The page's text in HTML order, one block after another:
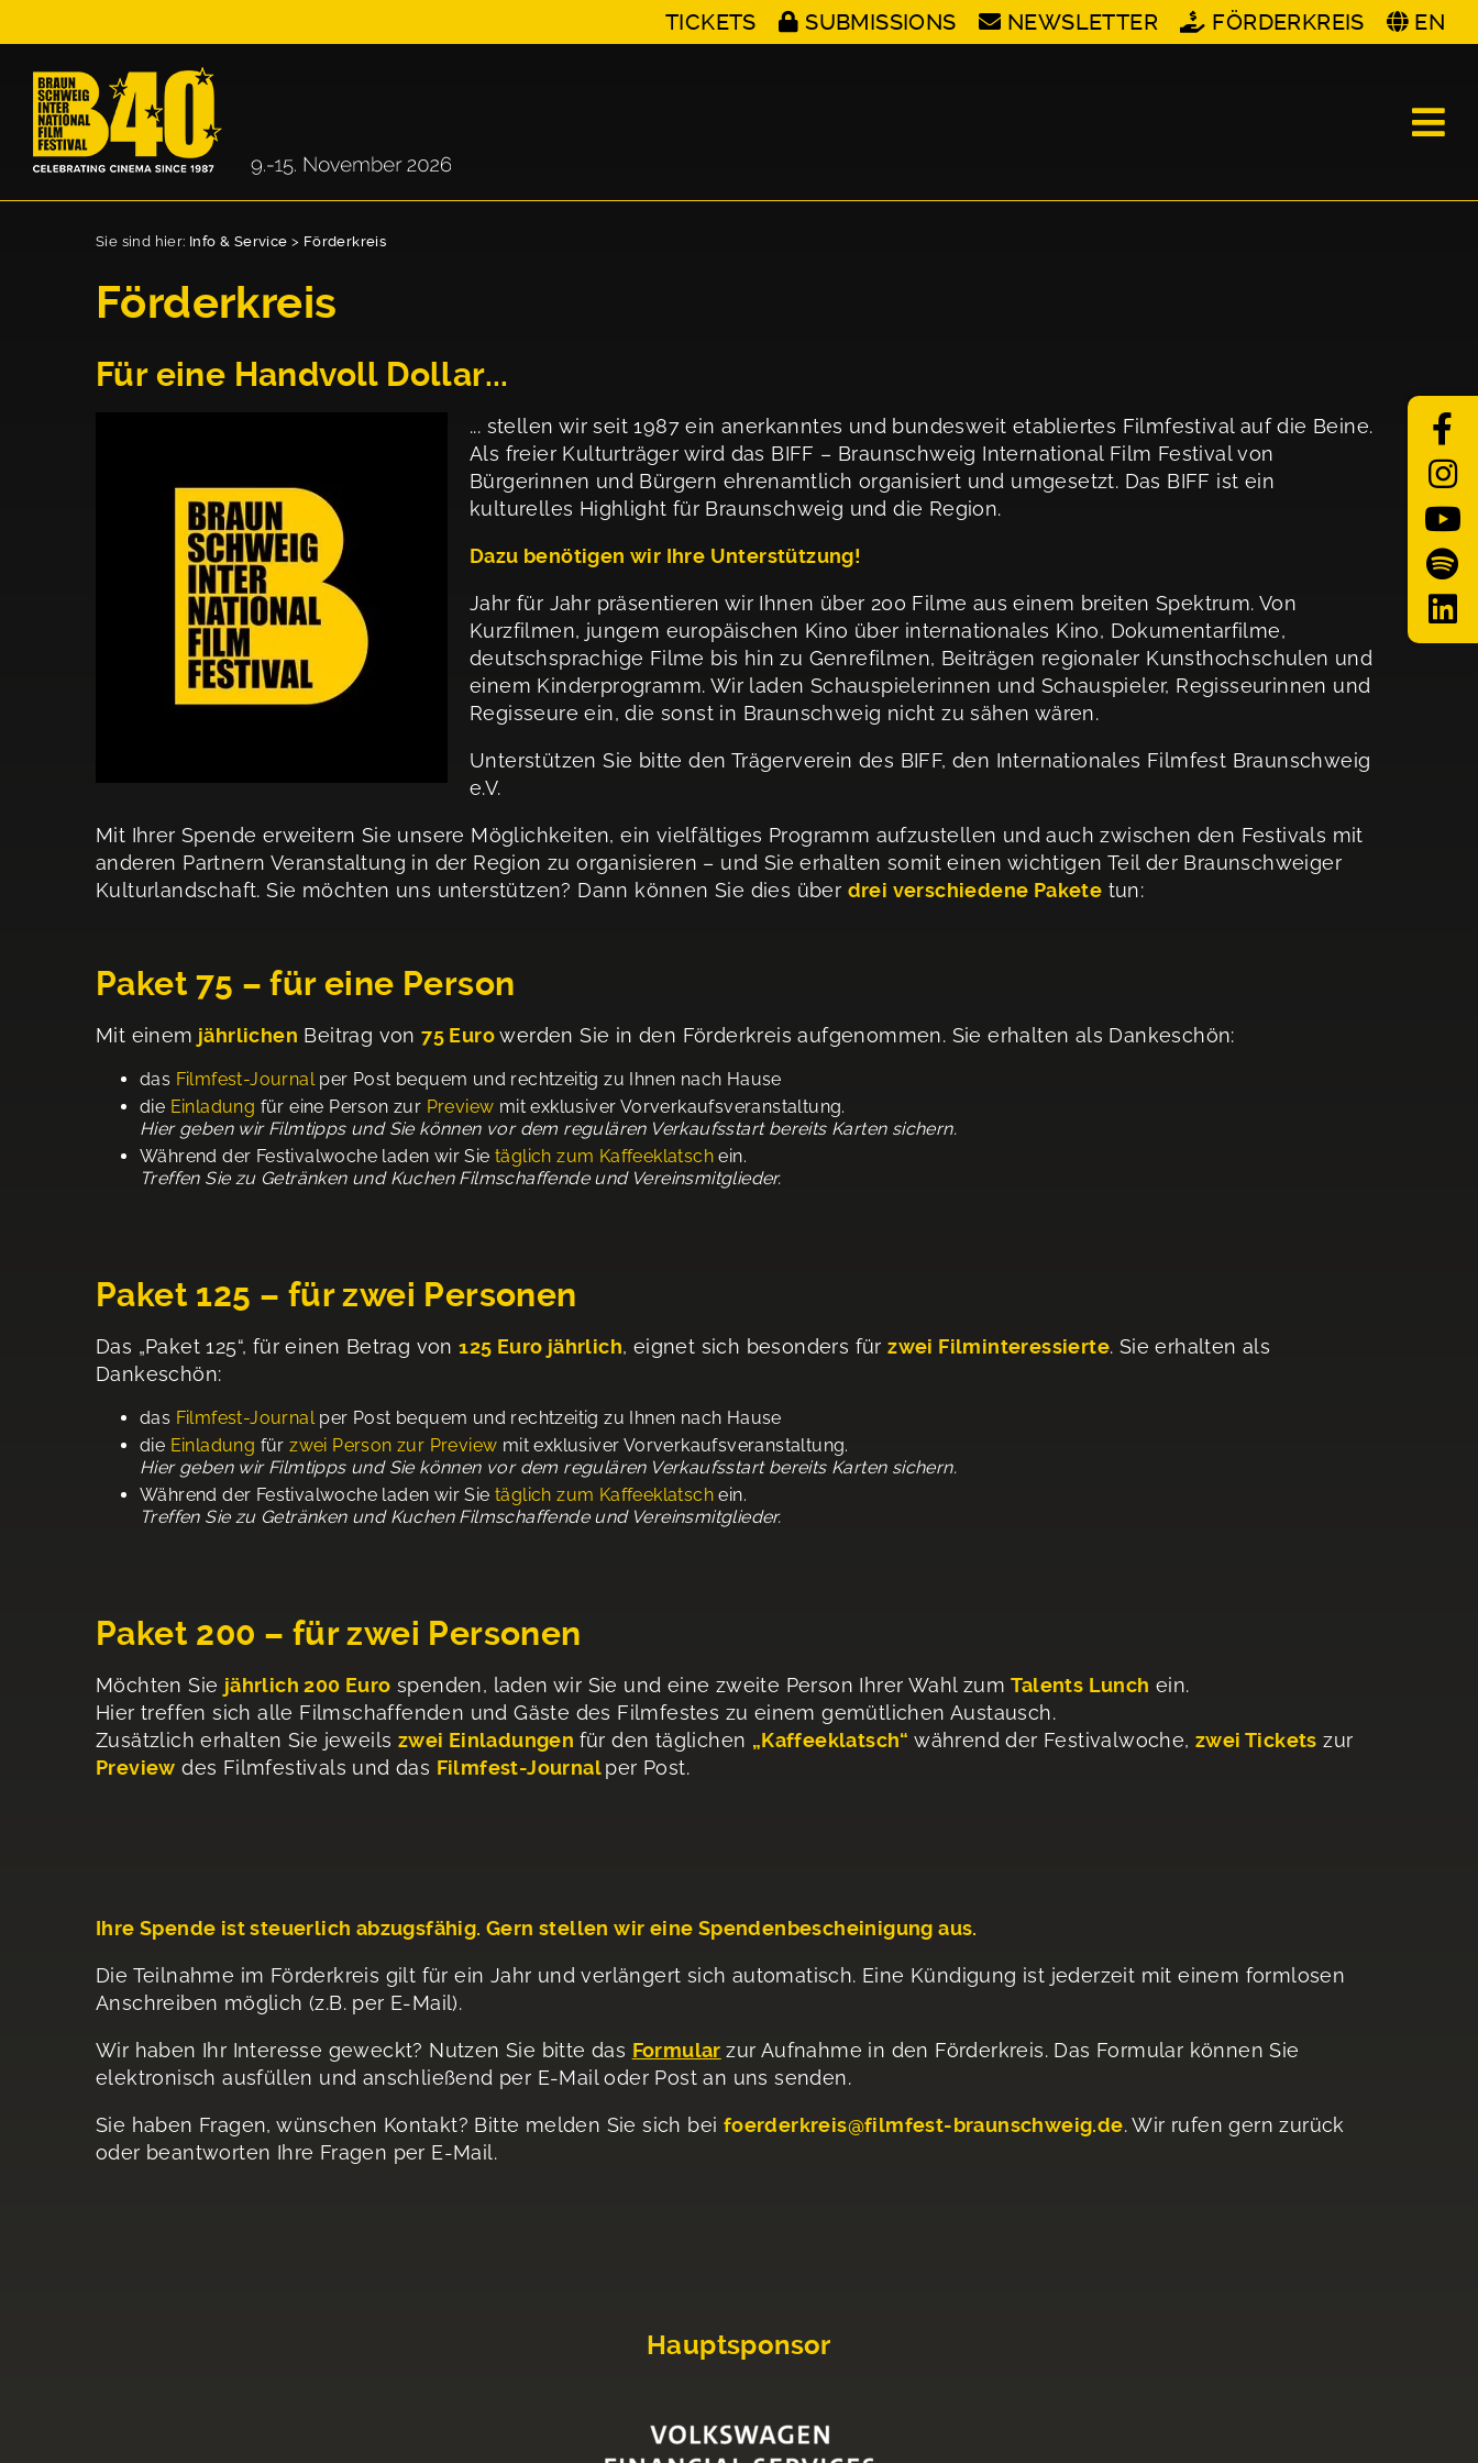
TICKETS SUBMISSIONS NEWSLETTER FÖRDERKREIS EN
Sie sind hier: Info & Service > Förderkreis
Förderkreis
Für eine Handvoll Dollar...
... stellen wir seit 1987 ein anerkanntes und bundesweit etabliertes Filmfestival auf die Beine.
Als freier Kulturträger wird das BIFF – Braunschweig International Film Festival von
Bürgerinnen und Bürgern ehrenamtlich organisiert und umgesetzt. Das BIFF ist ein
kulturelles Highlight für Braunschweig und die Region.
Dazu benötigen wir Ihre Unterstützung!
Jahr für Jahr präsentieren wir Ihnen über 200 Filme aus einem breiten Spektrum. Von
Kurzfilmen, jungem europäischen Kino über internationales Kino, Dokumentarfilme,
deutschsprachige Filme bis hin zu Genrefilmen, Beiträgen regionaler Kunsthochschulen und
einem Kinderprogramm. Wir laden Schauspielerinnen und Schauspieler, Regisseurinnen und
Regisseure ein, die sonst in Braunschweig nicht zu sähen wären.
Unterstützen Sie bitte den Trägerverein des BIFF, den Internationales Filmfest Braunschweig
e.V.
Mit Ihrer Spende erweitern Sie unsere Möglichkeiten, ein vielfältiges Programm aufzustellen und auch zwischen den Festivals mit
anderen Partnern Veranstaltung in der Region zu organisieren – und Sie erhalten somit einen wichtigen Teil der Braunschweiger
Kulturlandschaft. Sie möchten uns unterstützen? Dann können Sie dies über drei verschiedene Pakete tun:
Paket 75 – für eine Person
Mit einem jährlichen Beitrag von75 Eurowerden Sie in den Förderkreis aufgenommen. Sie erhalten als Dankeschön:
das Filmfest-Journal per Post bequem und rechtzeitig zu Ihnen nach Hause
die Einladung für eine Person zur Preview mit exklusiver Vorverkaufsveranstaltung.
Hier geben wir Filmtipps und Sie können vor dem regulären Verkaufsstart bereits Karten sichern.
Während der Festivalwoche laden wir Sie täglich zum Kaffeeklatsch ein.
Treffen Sie zu Getränken und Kuchen Filmschaffende und Vereinsmitglieder.
Paket 125 – für zwei Personen
Das „Paket 125“, für einen Betrag von125 Euro jährlich, eignet sich besonders fürzwei Filminteressierte. Sie erhalten als
Dankeschön:
das Filmfest-Journalper Post bequem und rechtzeitig zu Ihnen nach Hause
die Einladung fürzwei Person zur Preview mit exklusiver Vorverkaufsveranstaltung.
Hier geben wir Filmtipps und Sie können vor dem regulären Verkaufsstart bereits Karten sichern.
Während der Festivalwoche laden wir Sie täglich zum Kaffeeklatsch ein.
Treffen Sie zu Getränken und Kuchen Filmschaffende und Vereinsmitglieder.
Paket 200 – für zwei Personen
Möchten Sie jährlich 200 Euro spenden, laden wir Sie und eine zweite Person Ihrer Wahl zumTalents Lunch ein.
Hier treffen sich alle Filmschaffenden und Gäste des Filmfestes zu einem gemütlichen Austausch.
Zusätzlich erhalten Sie jeweils zwei Einladungen für den täglichen „Kaffeeklatsch“ während der Festivalwoche,zwei Tickets zur
Preview des Filmfestivals und das Filmfest-Journalper Post.
Ihre Spende ist steuerlich abzugsfähig. Gern stellen wir eine Spendenbescheinigung aus.
Die Teilnahme im Förderkreis gilt für ein Jahr und verlängert sich automatisch. Eine Kündigung ist jederzeit mit einem formlosen
Anschreiben möglich (z.B. per E-Mail).
Wir haben Ihr Interesse geweckt? Nutzen Sie bitte das Formular zur Aufnahme in den Förderkreis. Das Formular können Sie
elektronisch ausfüllen und anschließend per E-Mail oder Post an uns senden.
Sie haben Fragen, wünschen Kontakt? Bitte melden Sie sich bei foerderkreis@filmfest-braunschweig.de. Wir rufen gern zurück
oder beantworten Ihre Fragen per E-Mail.
Hauptsponsor